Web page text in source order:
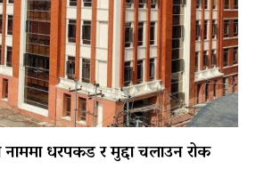
नाममा धरपकड र मुद्दा चलाउन रोक